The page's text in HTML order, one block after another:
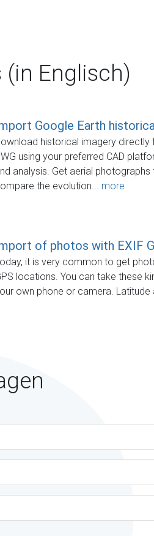
Englisch)
Google Earth
historical imagery
using your preferred CAD
analysis. Get aerial
the evolution... more
of photos with EXIF
it is very common to get
locations. You can take these
own phone or camera. Latitude